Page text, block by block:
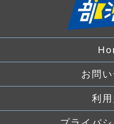
お問
利